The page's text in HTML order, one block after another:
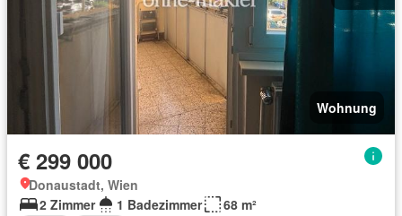
Wohnung
€ 299 000
Donaustadt, Wien
2 Zimmer
1 Badezimmer
68 m²